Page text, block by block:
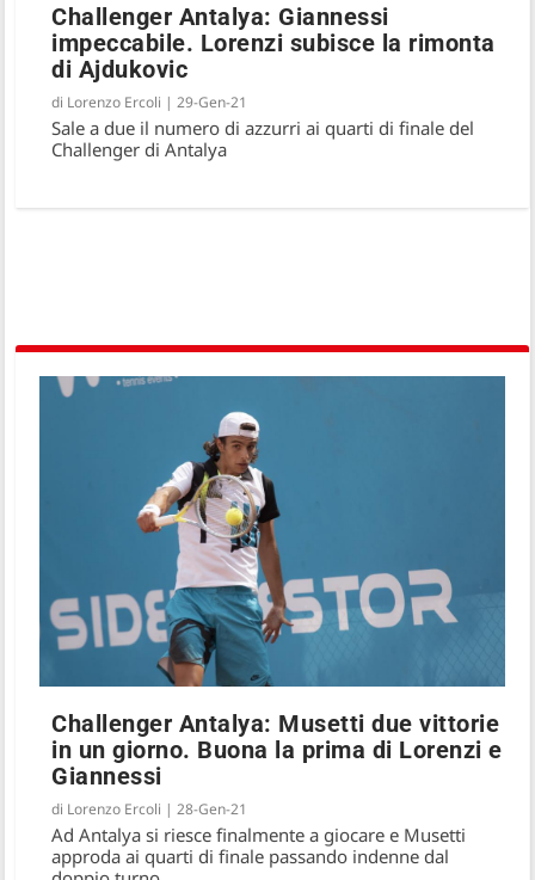
Challenger Antalya: Giannessi
impeccabile. Lorenzi subisce la rimonta
di Ajdukovic
di Lorenzo Ercoli |29-Gen-21
Sale a due il numero di azzurri ai quarti di finale del
Challenger di Antalya
Challenger Antalya: Musetti due vittorie
in un giorno. Buona la prima di Lorenzi e
Giannessi
di Lorenzo Ercoli |28-Gen-21
Ad Antalya si riesce finalmente a giocare e Musetti
approda ai quarti di finale passando indenne dal